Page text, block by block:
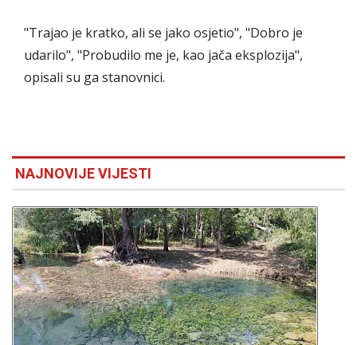
"Trajao je kratko, ali se jako osjetio", "Dobro je
udarilo", "Probudilo me je, kao jača eksplozija",
opisali su ga stanovnici.
NAJNOVIJE VIJESTI